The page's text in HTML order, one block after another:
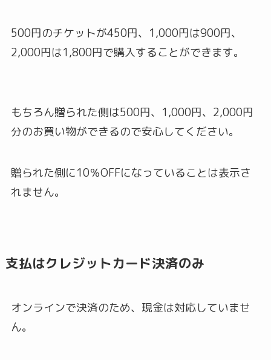
500円のチケットが450円、1,000円は900円、
2,000円は1,800円で購入することができます。
もちろん贈られた側は500円、1,000円、2,000円
分のお買い物ができるので安心してください。
贈られた側に10％OFFになっていることは表示さ
れません。
支払はクレジットカード決済のみ
オンラインで決済のため、現金は対応していませ
ん。